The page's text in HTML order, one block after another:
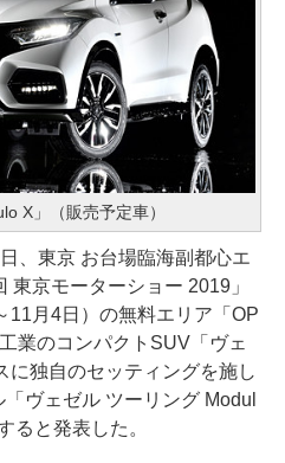
X」（販売予定車）
、東京 お台場臨海副都心エ
東京モーターショー 2019」
11月4日）の無料エリア「OP
業のコンパクトSUV「ヴェ
に独自のセッティングを施し
ヴェゼル ツーリング Modul
ると発表した。